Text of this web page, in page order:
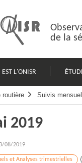
de la
L'ONISR
routière Suivis
2019
08/2019
et Analyses trimestrielles